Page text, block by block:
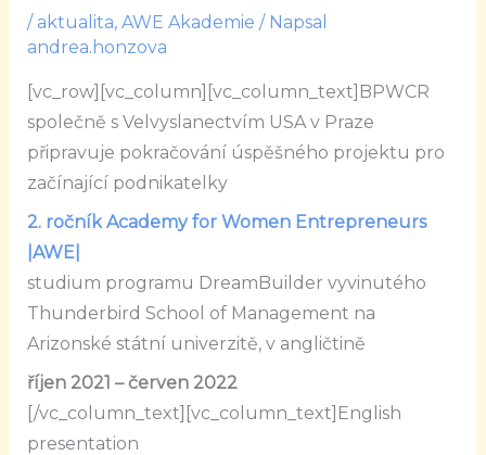
/ aktualita, AWE Akademie / Napsal
andrea.honzova
[vc_row][vc_column][vc_column_text] BPWCR
společně s Velvyslanectvím USA v Praze
připravuje pokračování úspěšného projektu pro
začínající podnikatelky
2. ročník Academy for Women Entrepreneurs
|AWE|
studium programu DreamBuilder vyvinutého
Thunderbird School of Management na
Arizonské státní univerzitě, v angličtině
říjen 2021 – červen 2022
[/vc_column_text][vc_column_text]English
presentation